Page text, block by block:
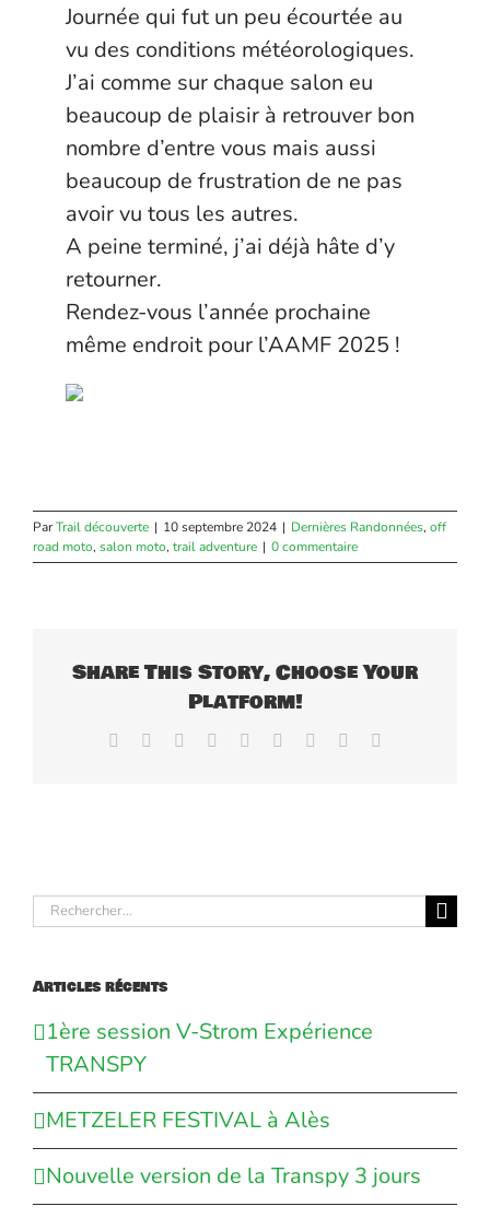
Journée qui fut un peu écourtée au
vu des conditions météorologiques.
J’ai comme sur chaque salon eu
beaucoup de plaisir à retrouver bon
nombre d’entre vous mais aussi
beaucoup de frustration de ne pas
avoir vu tous les autres.
A peine terminé, j’ai déjà hâte d’y
retourner.
Rendez-vous l’année prochaine
même endroit pour l’AAMF 2025 !
ParTrail découverte | 10 septembre 2024 | Dernières Randonnées, off
road moto, salon moto, trail adventure | 0 commentaire
Share This Story, Choose Your
Platform!
Facebook Reddit LinkedInWhatsApp
TumblrPinterest
Rechercher:
Articles récents
1ère session V-Strom Expérience
TRANSPY
METZELER FESTIVAL à Alès
Nouvelle version de la Transpy 3 jours